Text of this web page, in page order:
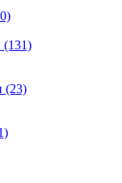
(131)
(23)